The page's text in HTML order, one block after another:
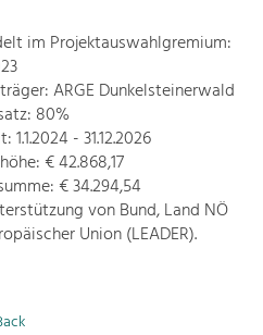
im Projektauswahlgremium:
ARGE Dunkelsteinerwald
80%
1.1.2024 - 31.12.2026
€ 42.868,17
€ 34.294,54
von Bund, Land NÖ
Union (LEADER).